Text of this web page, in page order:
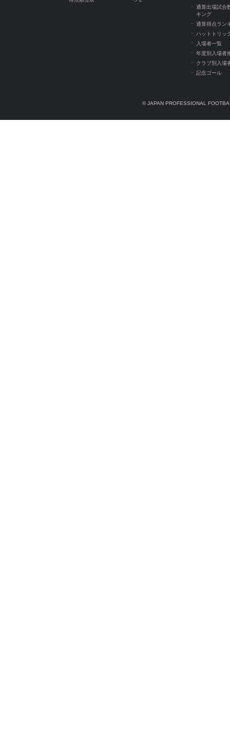
通算出場試合
キング
通算得点ラン
ハットトリッ
入場者一覧
年度別入場者
クラブ別入場
記念ゴール
© JAPAN PROFESSIONAL